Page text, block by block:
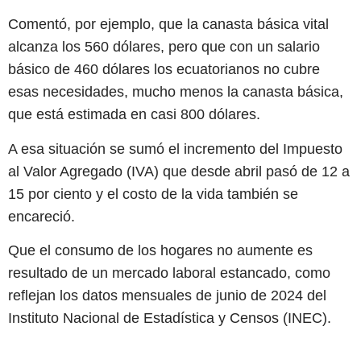
Comentó, por ejemplo, que la canasta básica vital
alcanza los 560 dólares, pero que con un salario
básico de 460 dólares los ecuatorianos no cubre
esas necesidades, mucho menos la canasta básica,
que está estimada en casi 800 dólares.
A esa situación se sumó el incremento del Impuesto
al Valor Agregado (IVA) que desde abril pasó de 12 a
15 por ciento y el costo de la vida también se
encareció.
Que el consumo de los hogares no aumente es
resultado de un mercado laboral estancado, como
reflejan los datos mensuales de junio de 2024 del
Instituto Nacional de Estadística y Censos (INEC).